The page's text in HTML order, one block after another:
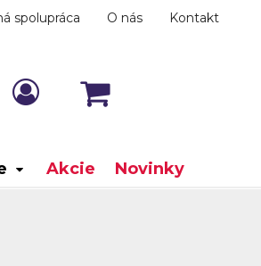
spolupráca O nás Kontakt
Akcie Novinky